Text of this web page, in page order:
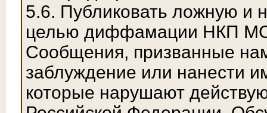
5.6. Публиковать ложную
целью диффамации НКП МС
Сообщения, призванные
заблуждение или нанести
которые нарушают